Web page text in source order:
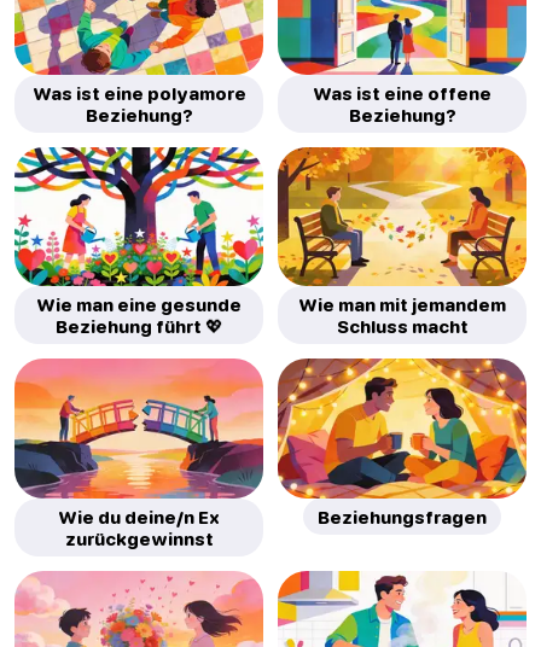
Was ist eine polyamore
Beziehung?
Was ist eine offene
Beziehung?
Wie man eine gesunde
Beziehung führt 💖
Wie man mit jemandem
Schluss macht
Wie du deine/n Ex
zurückgewinnst
Beziehungsfragen